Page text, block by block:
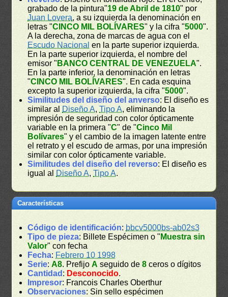
grabado de la pintura"19 de Abril de 1810" por
Juan Lovera, a su izquierda la denominación en
letras "CINCO MIL BOLÍVARES" y la cifra "5000".
A la derecha, zona de marcas de agua con el
Escudo Nacional en la parte superior izquierda.
En la parte superior izquierda, el nombre del
emisor " BANCO CENTRAL DE VENEZUELA".
En la parte inferior, la denominación en letras
"CINCO MIL BOLÍVARES". En cada esquina
excepto la superior izquierda, la cifra "5000".
Similitudes del diseño del anverso: El diseño es
similar al Diseño A,Tipo A, eliminando la
impresión de seguridad con color ópticamente
variable en la primera "C" de "Cinco Mil
Bolívares" y el cambio de la imagen latente entre
el retrato y el escudo de armas, por una impresión
similar con color ópticamente variable.
Similitudes del diseño del reverso: El diseño es
igual al Diseño A,Tipo A.
Características
Código de identificación: bbcv5000bs-ab02s3
Tipo de pieza: Billete Espécimen o " Muestra sin
Valor" con fecha
Fecha: Febrero 10 1998
Serie: A8. PrefijoA seguido de8 ceros o dígitos
Cantidad : Desconocido.
Impresor: Francois Charles Oberthur
Observaciones: Sin sello espécimen